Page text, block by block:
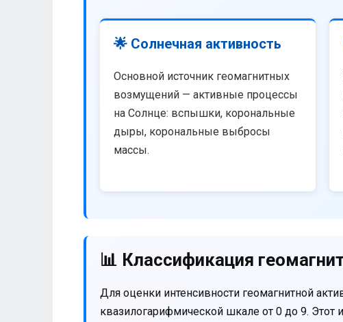
🌟 Солнечная активность
Основной источник геомагнитных
возмущений — активные процессы
на Солнце: вспышки, корональные
дыры, корональные выбросы
массы.
📊 Классификация
Для оценки интенсивности геомагнитной
квазилогарифмической шкале от 0 до 9.